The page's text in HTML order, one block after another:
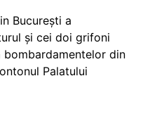
București a
și cei doi grifoni
bombardamentelor din
Palatului